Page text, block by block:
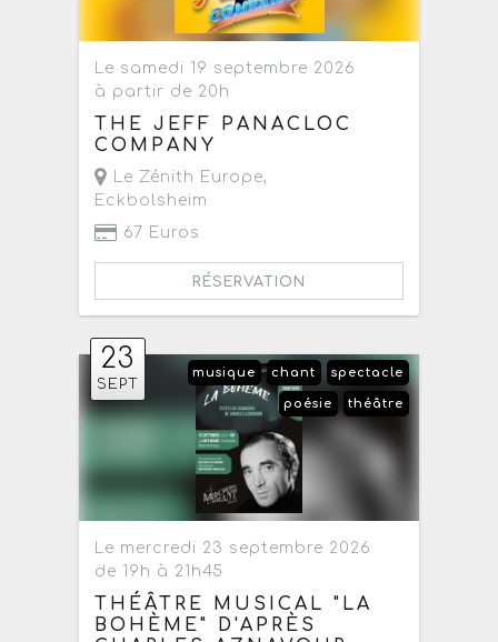
Le samedi 19 septembre 2026
à partir de 20h
THE JEFF PANACLOC
COMPANY
Le Zénith Europe,
Eckbolsheim
67 Euros
RÉSERVATION
23
SEPT
spectacle
chant
musique
théâtre
poésie
Le mercredi 23 septembre 2026
de 19h à 21h45
THÉÂTRE MUSICAL "LA
BOHÈME" D'APRÈS